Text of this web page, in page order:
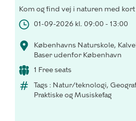
Kom og find vej i naturen med
01-09-2026 kl. 09:00 - 13:00
Københavns Naturskole,
Baser udenfor København
1 Free seats
Tags : Natur/teknologi,
Praktiske og Musiskefag